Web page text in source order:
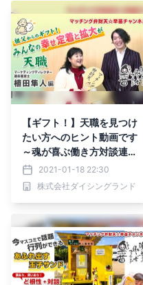
【ギフト！】天職を見つけ
たい方へのヒント動画です
～魂が喜ぶ働き方対談連載
～
2021-01-18 22:30
株式会社ダイシングランド